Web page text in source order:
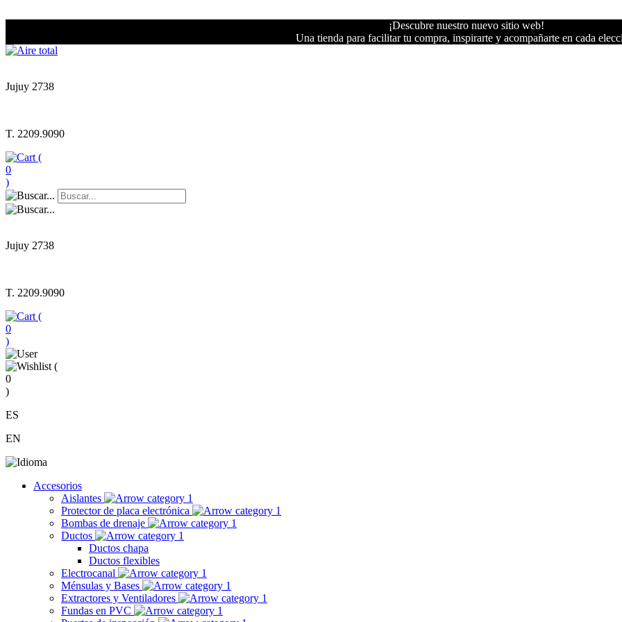
¡Descubre nuestro nuevo sitio web!
Una tienda para facilitar tu compra, inspirarte y acompañarte en cada
Jujuy 2738
T. 2209.9090
(
0
)
Jujuy 2738
T. 2209.9090
(
0
)
(
0
)
ES
EN
Accesorios
Aislantes
Protector de placa electrónica
Bombas de drenaje
Ductos
Ductos chapa
Ductos flexibles
Electrocanal
Ménsulas y Bases
Extractores y Ventiladores
Fundas en PVC